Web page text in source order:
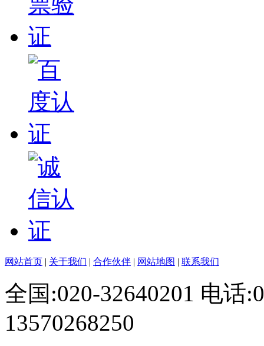
网站首页 | 关于我们 | 合作伙伴 | 网站地图 | 联系我们
全国:020-32640201 电话
13570268250